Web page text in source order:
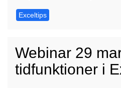
Exceltips
Webinar 29
tidfunktioner i